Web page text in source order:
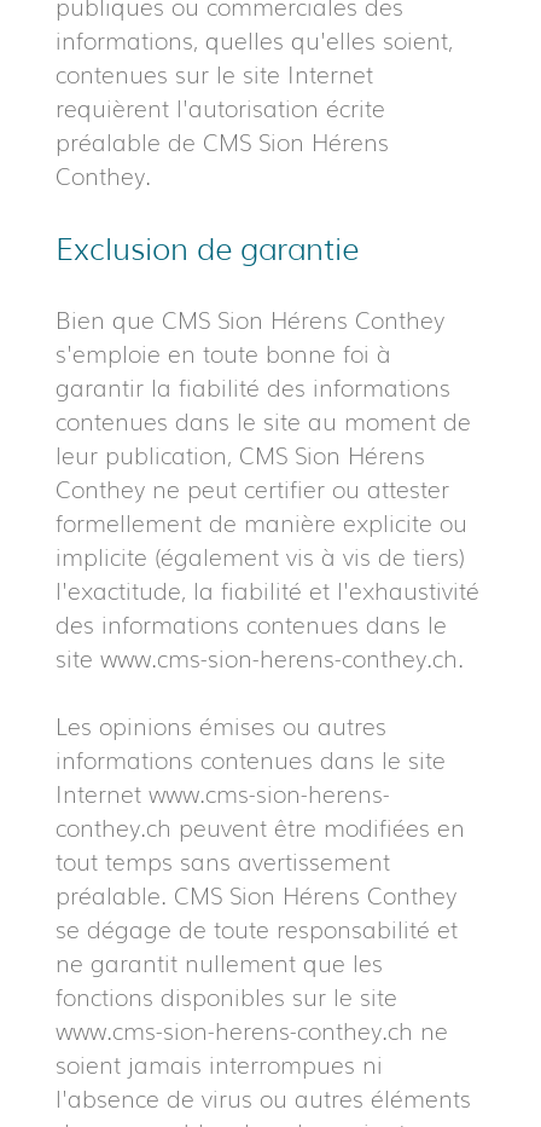
informations, quelles qu'elles soient,
contenues sur le site Internet
requièrent l'autorisation écrite
préalable de CMS Sion Hérens
Conthey.
Exclusion de garantie
Bien que CMS Sion Hérens Conthey
s'emploie en toute bonne foi à
garantir la fiabilité des informations
contenues dans le site au moment de
leur publication, CMS Sion Hérens
Conthey ne peut certifier ou attester
formellement de manière explicite ou
implicite (également vis à vis de tiers)
l'exactitude, la fiabilité et l'exhaustivité
des informations contenues dans le
site www.cms-sion-herens-conthey.ch.
Les opinions émises ou autres
informations contenues dans le site
Internet www.cms-sion-herens-
conthey.ch peuvent être modifiées en
tout temps sans avertissement
préalable. CMS Sion Hérens Conthey
se dégage de toute responsabilité et
ne garantit nullement que les
fonctions disponibles sur le site
www.cms-sion-herens-conthey.ch ne
soient jamais interrompues ni
l'absence de virus ou autres éléments